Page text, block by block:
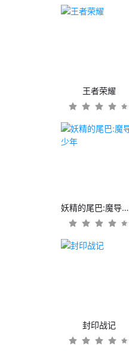
王者荣耀
妖精的尾巴:魔导少年
封印战记